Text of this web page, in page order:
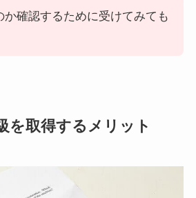
か確認するために受けてみても
を取得するメリット